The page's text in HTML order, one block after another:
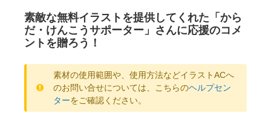
素敵な無料イラストを提供してくれた「から
だ・けんこうサポーター」さんに応援のコメ
ントを贈ろう！
素材の使用範囲や、使用方法などイラストACへ
のお問い合せについては、こちらのヘルプセン
ターをご確認ください。